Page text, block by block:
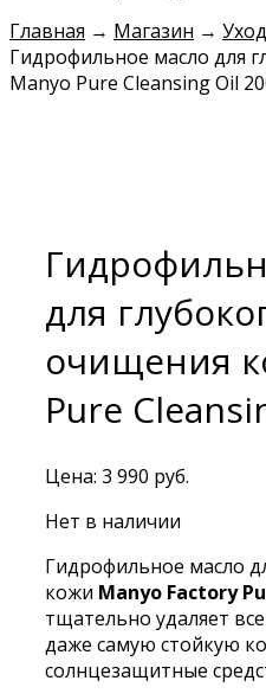
Главная → Магазин →
Гидрофильное масло для
Manyo Pure Cleansing Oil
для
очищения
Pure
Цена: 3 990 руб.
Нет в наличии
Гидрофильное масло
кожи Manyo Factory
тщательно удаляет
даже самую стойкую
солнцезащитные